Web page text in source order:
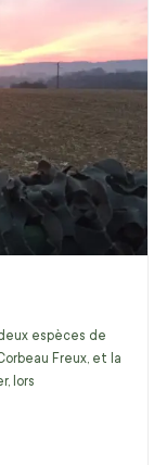
espèces de
Freux, et la
lors